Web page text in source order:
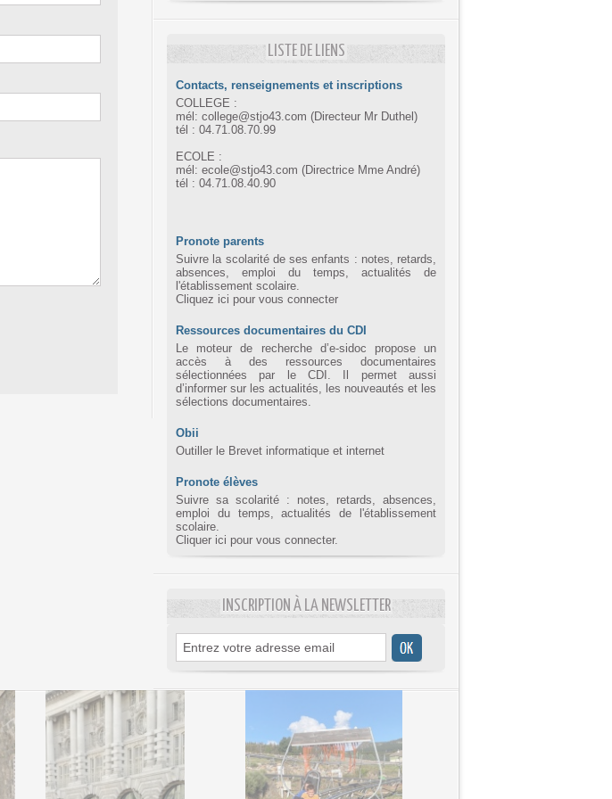
LISTE DE LIENS
Contacts, renseignements et inscriptions
COLLEGE :
mél: college@stjo43.com (Directeur Mr Duthel)
tél : 04.71.08.70.99
ECOLE :
mél: ecole@stjo43.com (Directrice Mme André)
tél : 04.71.08.40.90
Pronote parents
Suivre la scolarité de ses enfants : notes, retards,
absences, emploi du temps, actualités de
l'établissement scolaire.
Cliquez ici pour vous connecter
Ressources documentaires du CDI
Le moteur de recherche d’e-sidoc propose un
accès à des ressources documentaires
sélectionnées par le CDI. Il permet aussi
d’informer sur les actualités, les nouveautés et les
sélections documentaires.
Obii
Outiller le Brevet informatique et internet
Pronote élèves
Suivre sa scolarité : notes, retards, absences,
emploi du temps, actualités de l'établissement
scolaire.
Cliquer ici pour vous connecter.
INSCRIPTION À LA NEWSLETTER